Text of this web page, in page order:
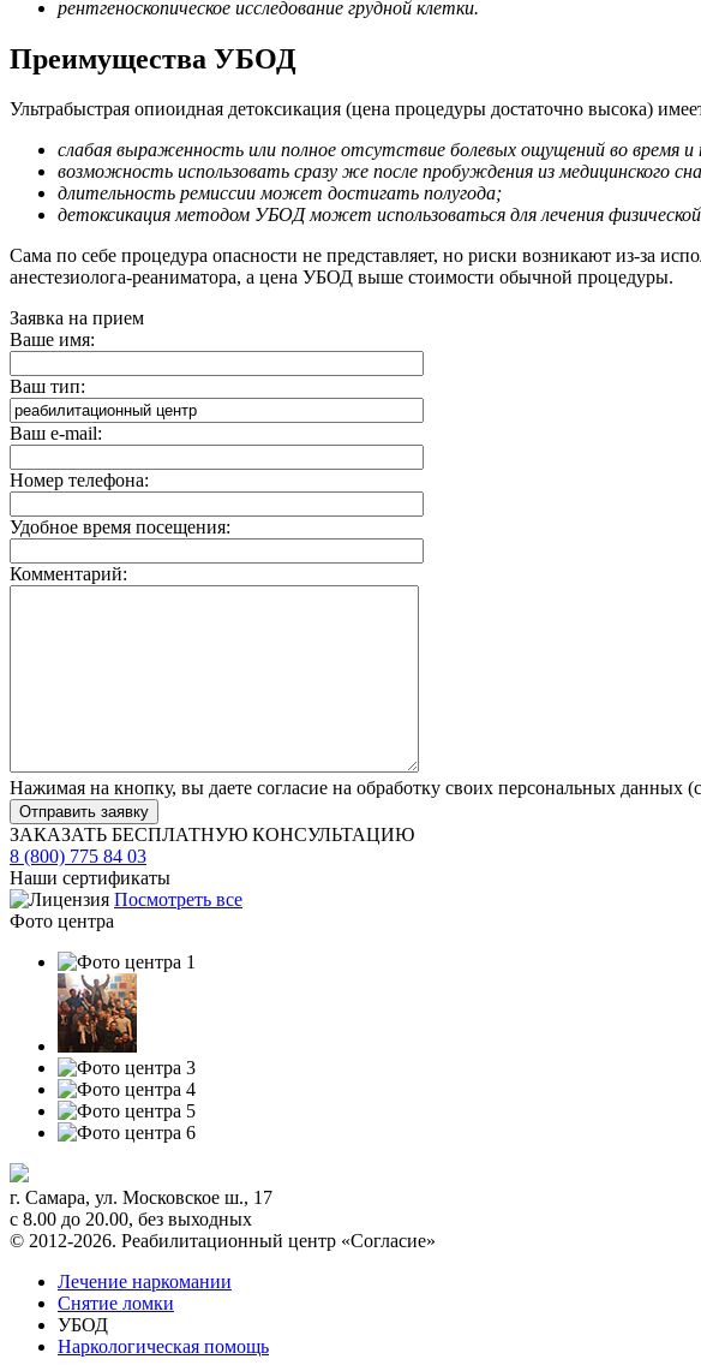
рентгеноскопическое исследование грудной клетки.
Преимущества УБОД
Ультрабыстрая опиоидная детоксикация (цена процедуры достаточно высока)
слабая выраженность или полное отсутствие болевых ощущений во время
возможность использовать сразу же после пробуждения из медицинского
длительность ремиссии может достигать полугода;
детоксикация методом УБОД может использоваться для лечения
Сама по себе процедура опасности не представляет, но риски возникают из-за
анестезиолога-реаниматора, а цена УБОД выше стоимости обычной процедуры.
Заявка на прием
Ваше имя:
Ваш тип:
Ваш e-mail:
Номер телефона:
Удобное время посещения:
Комментарий:
Нажимая на кнопку, вы даете согласие на обработку своих персональных данных (
ЗАКАЗАТЬ БЕСПЛАТНУЮ КОНСУЛЬТАЦИЮ
8 (800) 775 84 03
Наши сертификаты
Посмотреть все
Фото центра
г. Самара, ул. Московское ш., 17
с 8.00 до 20.00, без выходных
© 2012-2026. Реабилитационный центр «Согласие»
Лечение наркомании
Снятие ломки
УБОД
Наркологическая помощь